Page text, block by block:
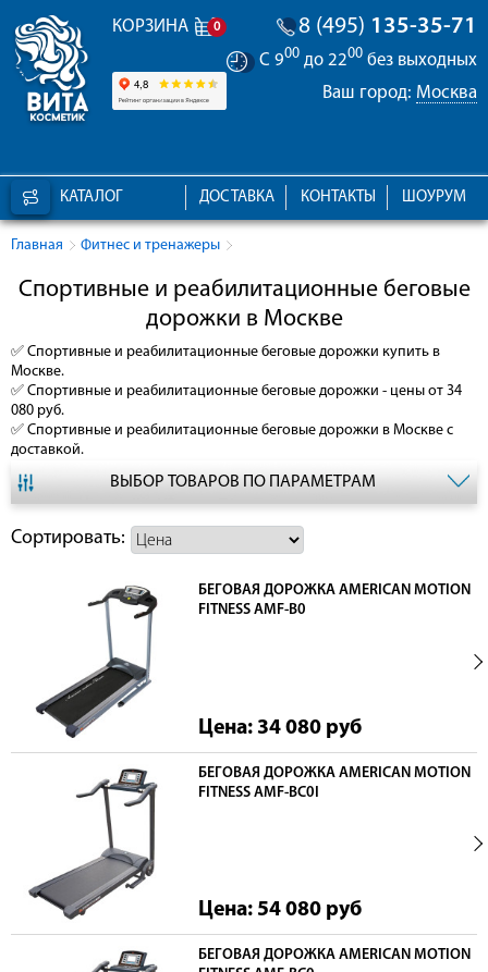
КОРЗИНА 0 8 (495) 135-35-71
С 900 до 2200 без выходных
Ваш город: Москва
КАТАЛОГ ШОУРУМ
КОНТАКТЫ
ДОСТАВКА
Главная Фитнес и тренажеры
Спортивные и реабилитационные беговые
дорожки в Москве
✅ Спортивные и реабилитационные беговые дорожки купить в
Москве.
✅ Спортивные и реабилитационные беговые дорожки - цены от 34
080 руб.
✅ Спортивные и реабилитационные беговые дорожки в Москве с
доставкой.
ВЫБОР ТОВАРОВ ПО ПАРАМЕТРАМ
Сортировать:
БЕГОВАЯ ДОРОЖКА AMERICAN MOTION
FITNESS AMF-B0
Цена: 34 080 руб
БЕГОВАЯ ДОРОЖКА AMERICAN MOTION
FITNESS AMF-BC0I
Цена: 54 080 руб
БЕГОВАЯ ДОРОЖКА AMERICAN MOTION